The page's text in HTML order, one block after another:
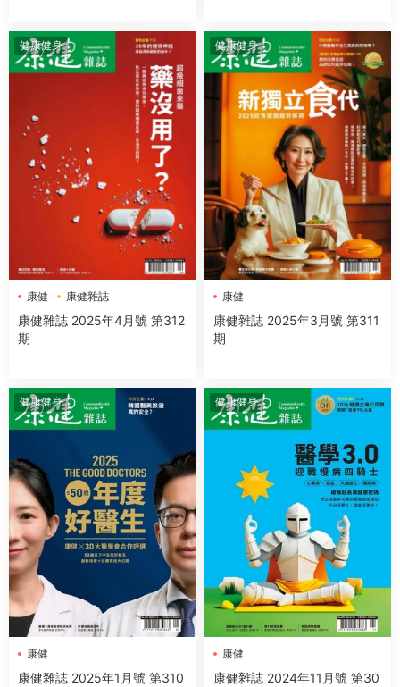
健康健身
康健 康健雜誌
康健雜誌 2025年4月號 第312
期
健康健身
康健
康健雜誌 2025年3月號 第311
期
健康健身
康健
康健雜誌 2025年1月號 第310
健康健身
康健
康健雜誌 2024年11月號 第30